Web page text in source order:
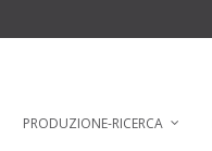
PRODUZIONE-RICERCA